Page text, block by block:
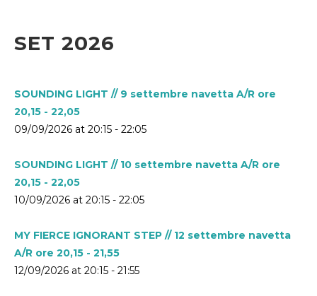
SET 2026
SOUNDING LIGHT // 9 settembre navetta A/R ore
20,15 - 22,05
09/09/2026 at 20:15 - 22:05
SOUNDING LIGHT // 10 settembre navetta A/R ore
20,15 - 22,05
10/09/2026 at 20:15 - 22:05
MY FIERCE IGNORANT STEP // 12 settembre navetta
A/R ore 20,15 - 21,55
12/09/2026 at 20:15 - 21:55